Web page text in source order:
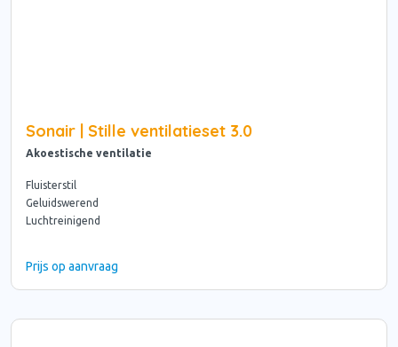
Sonair | Stille ventilatieset 3.0
Akoestische ventilatie
Fluisterstil
Geluidswerend
Luchtreinigend
Prijs op aanvraag